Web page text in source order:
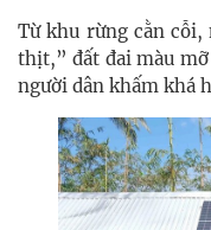
Từ khu rừng cằn cỗi,
thịt,” đất đai màu
người dân khấm khá